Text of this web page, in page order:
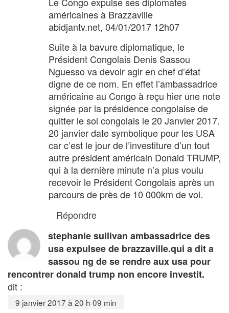
américaines à Brazzaville
abidjantv.net, 04/01/2017 12h07
Suite à la bavure diplomatique, le
Président Congolais Denis Sassou
Nguesso va devoir agir en chef d’état
digne de ce nom. En effet l’ambassadrice
américaine au Congo à reçu hier une note
signée par la présidence congolaise de
quitter le sol congolais le 20 Janvier 2017.
20 janvier date symbolique pour les USA
car c’est le jour de l’investiture d’un tout
autre président américain Donald TRUMP,
qui à la dernière minute n’a plus voulu
recevoir le Président Congolais après un
parcours de près de 10 000km de vol.
Répondre
stephanie sullivan ambassadrice des
usa expulsee de brazzaville.qui a dit a
sassou ng de se rendre aux usa pour
rencontrer donald trump non encore investit.
dit :
9 janvier 2017 à 20 h 09 min